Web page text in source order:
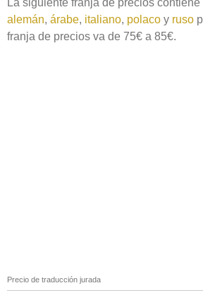
La siguiente franja de precios contiene
alemán, árabe, italiano, polaco y ruso
franja de precios va de 75€ a 85€.
Precio de traducción jurada